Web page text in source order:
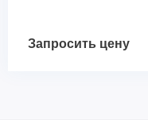
Запросить цену